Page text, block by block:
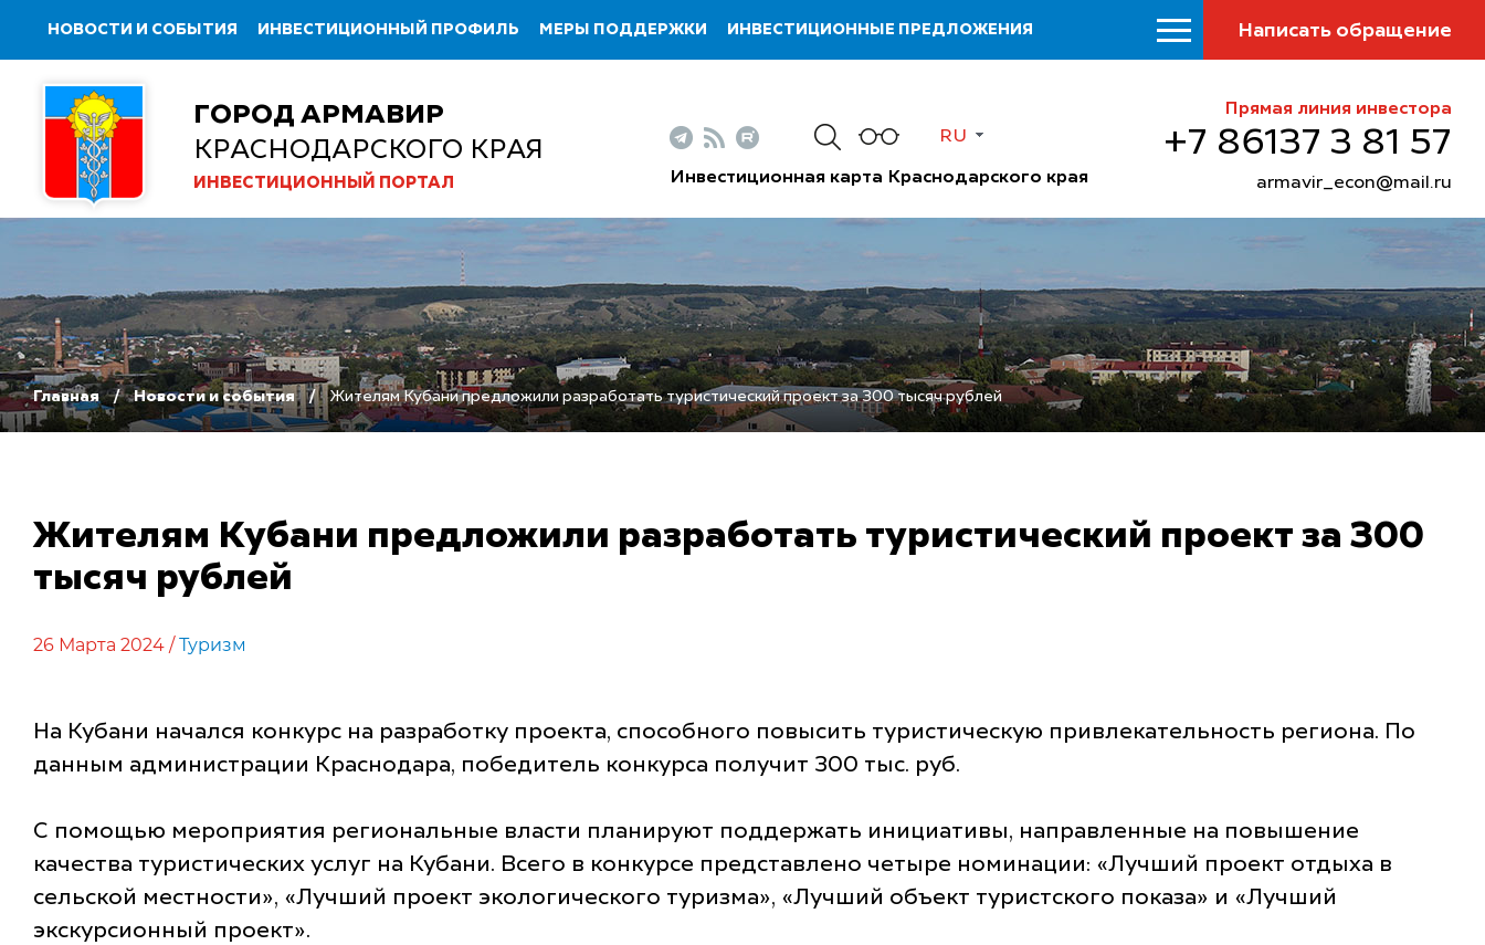
НОВОСТИ И СОБЫТИЯ ИНВЕСТИЦИОННЫЙ ПРОФИЛЬ МЕРЫ ПОДДЕРЖКИ ИНВЕСТИЦИОННЫЕ ПРЕДЛОЖЕНИЯ Написать обращение
ГОРОД АРМАВИР
КРАСНОДАРСКОГО КРАЯ
ИНВЕСТИЦИОННЫЙ ПОРТАЛ
RU
Инвестиционная карта Краснодарского края
Прямая линия инвестора
+7 86137 3 81 57
armavir_econ@mail.ru
Главная Новости и события Жителям Кубани предложили разработать туристический проект за 300 тысяч рублей
Жителям Кубани предложили разработать туристический проект за 300
тысяч рублей
26 Марта 2024 / Туризм
На Кубани начался конкурс на разработку проекта, способного повысить туристическую привлекательность региона. По
данным администрации Краснодара, победитель конкурса получит 300 тыс. руб.
С помощью мероприятия региональные власти планируют поддержать инициативы, направленные на повышение
качества туристических услуг на Кубани. Всего в конкурсе представлено четыре номинации: «Лучший проект отдыха в
сельской местности», «Лучший проект экологического туризма», «Лучший объект туристского показа» и «Лучший
экскурсионный проект».